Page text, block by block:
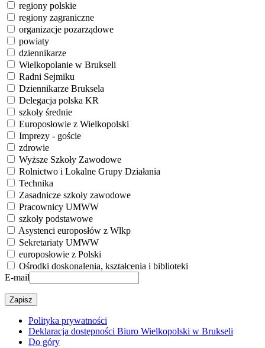
regiony polskie
regiony zagraniczne
organizacje pozarządowe
powiaty
dziennikarze
Wielkopolanie w Brukseli
Radni Sejmiku
Dziennikarze Bruksela
Delegacja polska KR
szkoły średnie
Europosłowie z Wielkopolski
Imprezy - goście
zdrowie
Wyższe Szkoły Zawodowe
Rolnictwo i Lokalne Grupy Działania
Technika
Zasadnicze szkoły zawodowe
Pracownicy UMWW
szkoły podstawowe
Asystenci europosłów z Wlkp
Sekretariaty UMWW
europosłowie z Polski
Ośrodki doskonalenia, kształcenia i biblioteki
E-mail
Polityka prywatności
Deklaracja dostępności Biuro Wielkopolski w Brukseli
Do góry